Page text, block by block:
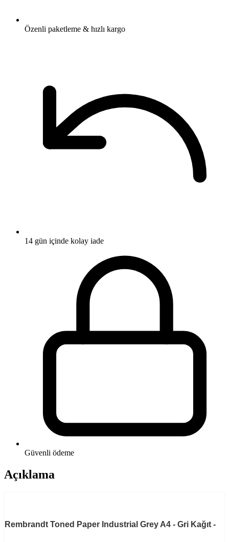
Özenli paketleme & hızlı kargo
14 gün içinde kolay iade
Güvenli ödeme
Açıklama
Rembrandt Toned Paper Industrial Grey A4 - Gri Kağıt -